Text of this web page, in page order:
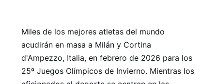
Miles de los mejores atletas del mundo
acudirán en masa a Milán y Cortina
d'Ampezzo, Italia, en febrero de 2026 para los
25º Juegos Olímpicos de Invierno. Mientras los